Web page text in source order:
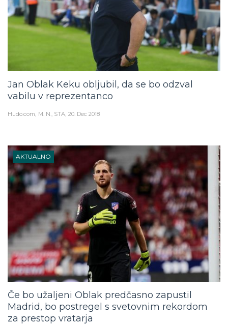
Jan Oblak Keku obljubil, da se bo odzval
vabilu v reprezentanco
Hudo.com M. N., STA 20. Dec 2018
AKTUALNO
Če bo užaljeni Oblak predčasno zapustil
Madrid, bo postregel s svetovnim rekordom
za prestop vratarja